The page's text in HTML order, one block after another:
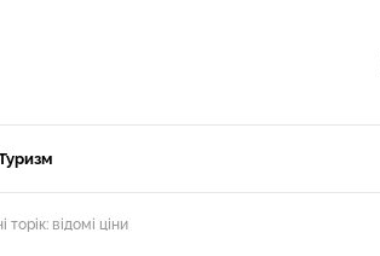
відомі ціни